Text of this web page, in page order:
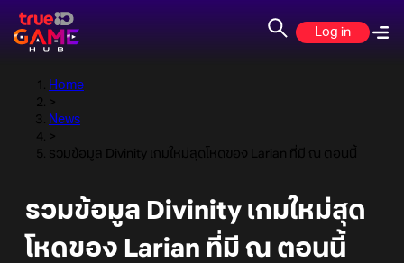
Log in
Home
>
News
>
รวมข้อมูล Divinity เกมใหม่สุดโหดของ Larian ที่มี ณ ตอนนี้
รวมข้อมูล Divinity เกมใหม่สุด
โหดของ Larian ที่มี ณ ตอนนี้